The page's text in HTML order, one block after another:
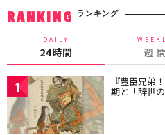
RANKING ランキング
DAILY
24時間 週
1 『豊臣兄弟
期と「辞世